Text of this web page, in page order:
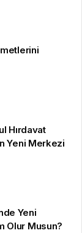
Hırdavat
Yeni Merkezi
Yeni
Olur Musun?